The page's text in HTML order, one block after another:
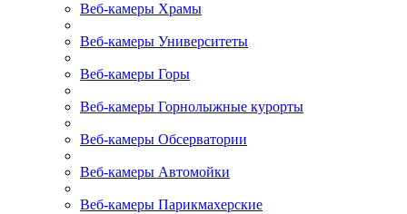
Веб-камеры Храмы
Веб-камеры Университеты
Веб-камеры Горы
Веб-камеры Горнолыжные курорты
Веб-камеры Обсерватории
Веб-камеры Автомойки
Веб-камеры Парикмахерские